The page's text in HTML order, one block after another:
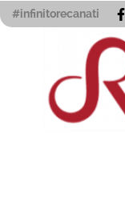
Vai
al
#infinitorecanati